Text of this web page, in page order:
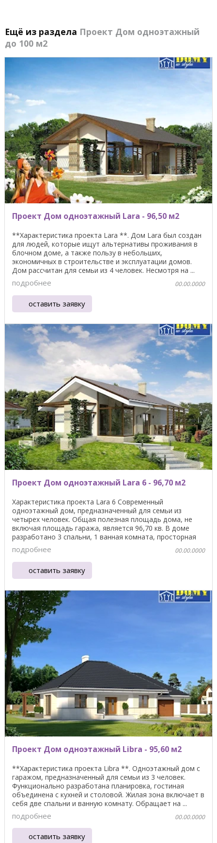
Ещё из раздела Проект Дом одноэтажный
до 100 м2
Проект Дом одноэтажный Lara - 96,50 м2
**Характеристика проекта Lara **. Дом Lara был создан
для людей, которые ищут альтернативы проживания в
блочном доме, а также пользу в небольших,
экономичных в строительстве и эксплуатации домов.
Дом рассчитан для семьи из 4 человек. Несмотря на ...
подробнее 00.00.0000
оставить заявку
Проект Дом одноэтажный Lara 6 - 96,70 м2
Характеристика проекта Lara 6 Современный
одноэтажный дом, предназначенный для семьи из
четырех человек. Общая полезная площадь дома, не
включая площадь гаража, является 96,70 кв. В доме
разработано 3 спальни, 1 ванная комната, просторная
гостиная ...
подробнее 00.00.0000
оставить заявку
Проект Дом одноэтажный Libra - 95,60 м2
**Характеристика проекта Libra **. Одноэтажный дом с
гаражом, предназначенный для семьи из 3 человек.
Функционально разработана планировка, гостиная
объединена с кухней и столовой. Жилая зона включает в
себя две спальни и ванную комнату. Обращает на ...
подробнее 00.00.0000
оставить заявку